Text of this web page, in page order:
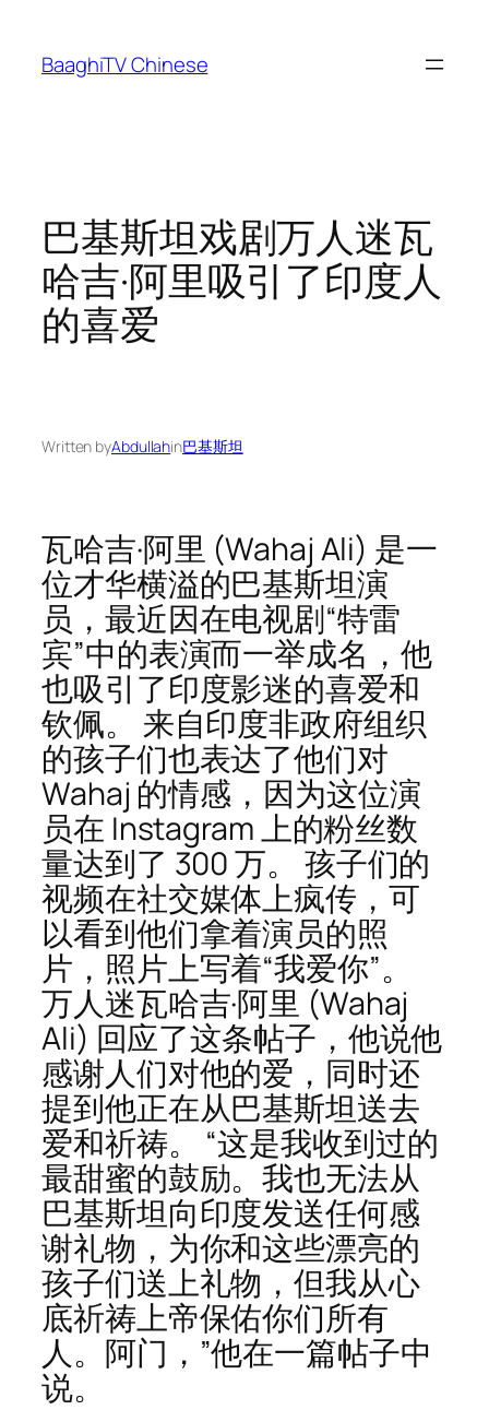
content
BaaghiTV Chinese
巴基斯坦戏剧万人迷瓦
哈吉·阿里吸引了印度人
的喜爱
Written byAbdullahin巴基斯坦
瓦哈吉·阿里 (Wahaj Ali) 是一
位才华横溢的巴基斯坦演
员，最近因在电视剧“特雷
宾”中的表演而一举成名，他
也吸引了印度影迷的喜爱和
钦佩。 来自印度非政府组织
的孩子们也表达了他们对
Wahaj 的情感，因为这位演
员在 Instagram 上的粉丝数
量达到了 300 万。 孩子们的
视频在社交媒体上疯传，可
以看到他们拿着演员的照
片，照片上写着“我爱你”。
万人迷瓦哈吉·阿里 (Wahaj
Ali) 回应了这条帖子，他说他
感谢人们对他的爱，同时还
提到他正在从巴基斯坦送去
爱和祈祷。 “这是我收到过的
最甜蜜的鼓励。我也无法从
巴基斯坦向印度发送任何感
谢礼物，为你和这些漂亮的
孩子们送上礼物，但我从心
底祈祷上帝保佑你们所有
人。阿门，”他在一篇帖子中
说。